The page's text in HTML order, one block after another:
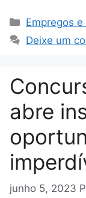
Categorias
Empregos
Deixe um
abre
junho 5, 2023